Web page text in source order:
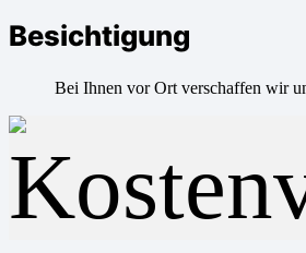
Besichtigung
Bei Ihnen vor Ort verschaffen wir